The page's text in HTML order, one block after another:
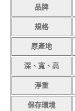
品牌
規格
原產地
深、寬、高
淨重
保存環境